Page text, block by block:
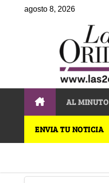
agosto 8, 2026
AL MINUTO
ENVIA TU NOTICIA